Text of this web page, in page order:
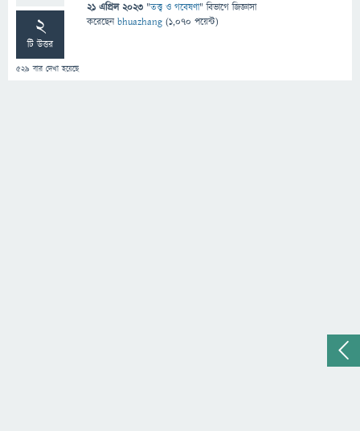
2
টি উত্তর
529 বার দেখা হয়েছে
21 এপ্রিল 2023 "তত্ত্ব ও গবেষণা" বিভাগে জিজ্ঞাসা
করেছেনbhuazhang (1,070 পয়েন্ট)